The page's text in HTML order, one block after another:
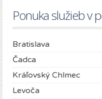
Ponuka služieb v
Bratislava
Čadca
Kráľovský Chlmec
Levoča